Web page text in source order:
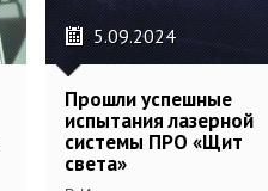
5.09.2024
Прошли успешные
испытания лазерной
системы ПРО «Щит
света»